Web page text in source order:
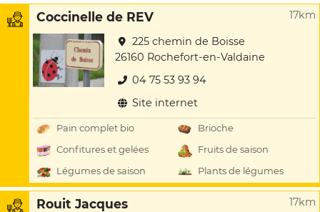
Coccinelle de REV 17km
225 chemin de Boisse
26160 Rochefort-en-Valdaine
04 75 53 93 94
Site internet
Pain complet bio
Brioche
Confitures et gelées
Fruits de saison
Légumes de saison
Plants de légumes
Rouit Jacques 17km